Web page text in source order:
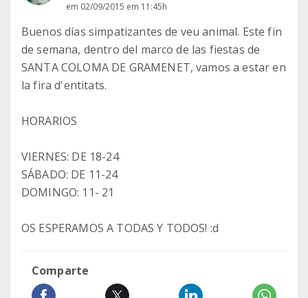
em 02/09/2015 em 11:45h
Buenos días simpatizantes de veu animal. Este fin
de semana, dentro del marco de las fiestas de
SANTA COLOMA DE GRAMENET, vamos a estar en
la fira d'entitats.
HORARIOS
VIERNES: DE 18-24
SÁBADO: DE 11-24
DOMINGO: 11- 21
OS ESPERAMOS A TODAS Y TODOS! :d
Comparte